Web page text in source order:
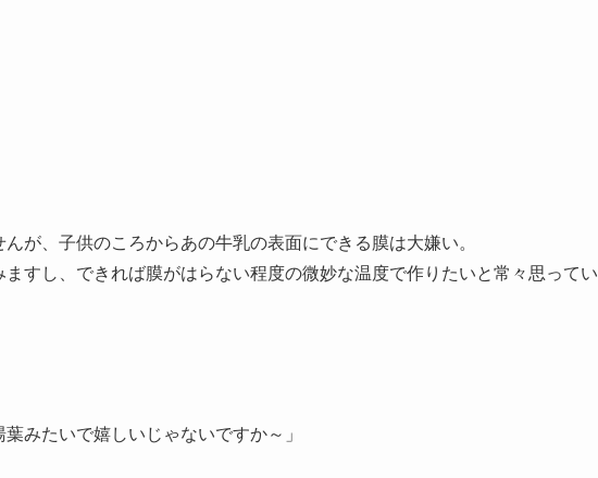
が、子供のころからあの牛乳の表面にできる膜は大嫌い。
すし、できれば膜がはらない程度の微妙な温度で作りたいと常々思ってい
みたいで嬉しいじゃないですか～」